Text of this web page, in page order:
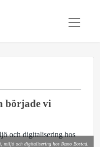
började vi
miljö och digitalisering hos Ikano Bostad.